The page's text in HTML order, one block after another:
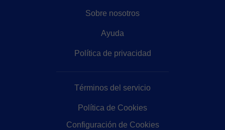
Sobre nosotros
Ayuda
Política de privacidad
Términos del servicio
Política de Cookies
Configuración de Cookies